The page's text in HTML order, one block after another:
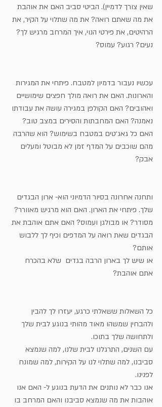
שאין צורך לדמיין). הביטי סביב האם את אוהבת
את מה שאתם רואה? את מה שתלוי על הקיר, את
הרהיטים, את פירטי הנוי, איך המרחב מרגיש לך?
נעים? רגוע? עמוס?
עכשיו נעבור בדמיון למטבח. פיתחי את המגירות
והארונות. האם את רואה מולך חפצים שימושיים
ואהובים? האם הקולפן במגירה עושה את עבודתו
נאמנה? האם המחבתות והסירים במצב טוב?
האם כל גאג׳טים במטבח בשימוש? הוא שהרבה
מהם שוכבים על המדף זמן לא מבוטל ומעלים
אבק?
ותחנה אחרונה בסיור הדמיוני הוא- ארון הבגדים
שלך. פיתחי את הארון. האם הוא מרגיש מאוורר?
מסודר? או מבולגן ועמוס? האם אתם אוהבת את
הבגדים שאת רואה על המדפים וכיף לך ללבוש
אותם?
או שיש לך בארון הרבה בגדים  שלא בהכרח
אתם אוהבת?
כל השאלות ששאלתי כרגע, יעזרו לך להבין
ולהבחין שמשהו מאוד מהותי בנוגע לבית שלך
ולתחושה שלך בתוכו.
עם השנים, התרגלנו לבית שלנו, למה שנמצא
סביבנו, למה שתלוי לנו על הקירות, למה שמונח
לפנינו.
אנו כבר לא נותנים את הדעת בנוגע ל- האם אנו
אוהבות את מה שנמצא סביבנו והאם המרחב בו